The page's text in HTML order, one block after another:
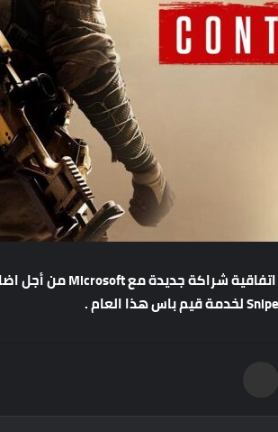
اتفاقيةشراكةجديدةمع منأجل
لخدمةقيمباسهذاالعام.